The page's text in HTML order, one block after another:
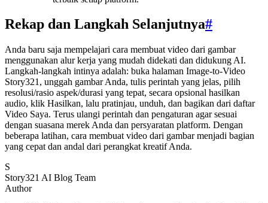
Rekap dan Langkah Selanjutnya#
Anda baru saja mempelajari cara membuat video dari gambar
menggunakan alur kerja yang mudah didekati dan didukung AI.
Langkah-langkah intinya adalah: buka halaman Image-to-Video
Story321, unggah gambar Anda, tulis perintah yang jelas, pilih
resolusi/rasio aspek/durasi yang tepat, secara opsional hasilkan
audio, klik Hasilkan, lalu pratinjau, unduh, dan bagikan dari daftar
Video Saya. Terus ulangi perintah dan pengaturan agar sesuai
dengan suasana merek Anda dan persyaratan platform. Dengan
beberapa latihan, cara membuat video dari gambar menjadi bagian
yang cepat dan andal dari perangkat kreatif Anda.
S
Story321 AI Blog Team
Author